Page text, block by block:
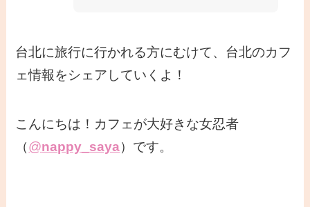
台北に旅行に行かれる方にむけて、台北のカフ
ェ情報をシェアしていくよ！
こんにちは！カフェが大好きな女忍者
（@nappy_saya）です。